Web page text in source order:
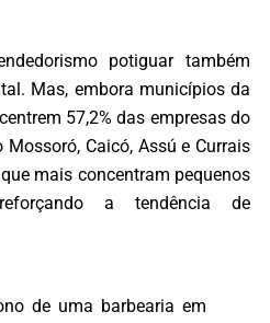
potiguar também
Mas, embora municípios da
57,2% das empresas do
Caicó, Assú e Currais
mais concentram pequenos
a tendência de
de uma barbearia em